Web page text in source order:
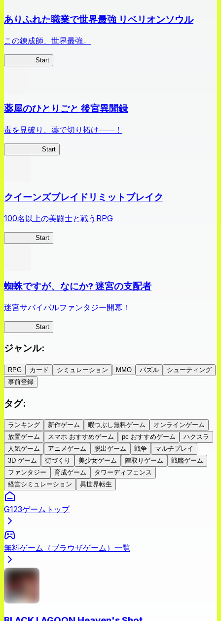
ありふれた職業で世界最強 リベリオンソウル
この錬成師、世界最強。
Start
薬屋のひとりごと 後宮異聞録
毒を見破り、薬で切り拓け――！
Start
クイーンズブレイドリミットブレイク
100名以上の美闘士と戦うRPG
Start
蜘蛛ですが、なにか? 迷宮の支配者
迷宮サバイバルファンタジー開幕！
Start
ジャンル:
RPG カード シミュレーション MMO パズル
シューティング
事前登録
タグ:
ランキング 新作ゲーム 暇つぶし無料ゲーム
オンラインゲーム
放置ゲーム
スマホ おすすめゲーム pc おすすめゲーム
ハクスラ
人気ゲーム
アニメゲーム 脱出ゲーム 戦争
マルチプレイ
3D ゲーム
街づくり 美少女ゲーム 陣取りゲーム
戦艦ゲーム
ファンタジー
育成ゲーム
タワーディフェンス
経営シミュレーション
異世界転生
G123ゲームトップ
無料ゲーム（ブラウザゲーム）一覧